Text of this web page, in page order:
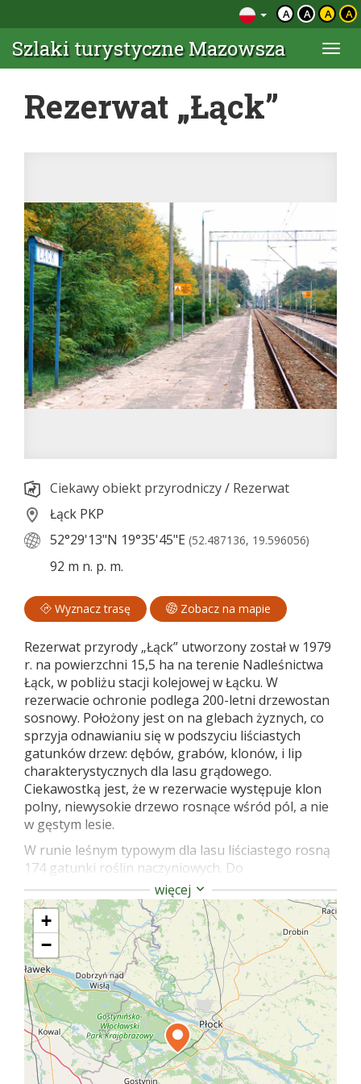
A A A A
Szlaki turystyczne Mazowsza
Rezerwat „Łąck”
Ciekawy obiekt przyrodniczy/ Rezerwat
Łąck PKP
52°29'13"N 19°35'45"E (52.487136, 19.596056)
92 m n. p. m.
Wyznacz trasę Zobacz na mapie
Rezerwat przyrody „Łąck” utworzony został w 1979
r. na powierzchni 15,5 ha na terenie Nadleśnictwa
Łąck, w pobliżu stacji kolejowej w Łącku. W
rezerwacie ochronie podlega 200-letni drzewostan
sosnowy. Położony jest on na glebach żyznych, co
sprzyja odnawianiu się w podszyciu liściastych
gatunków drzew: dębów, grabów, klonów, i lip
charakterystycznych dla lasu grądowego.
Ciekawostką jest, że w rezerwacie występuje klon
polny, niewysokie drzewo rosnące wśród pól, a nie
w gęstym lesie.
W runie leśnym typowym dla lasu liściastego rosną
174 gatunki roślin naczyniowych. Do
najciekawszych zaliczyć można: konwalię majową,
lilię złotogłów, kokorycz wonną i turówkę leśną.
Pnie starych sosen, przekraczających 30 m
wysokości, giną w bujnej zieleni runa leśnego. W
rezerwacie można obserwować powolne
przekształcanie się sadzonego lasu sosnowego, w
naturalny grąd liściasty. Światłożądne samosiejki
sosnowe nie z mają szans urosnąć wśród bujnego
podszycia drzew liściastych. Sobie samej
pozostawiona przyroda prędzej czy później zmieni
las.
więcej
+
−